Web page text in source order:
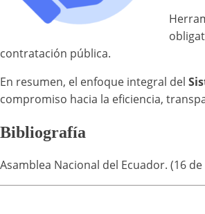
contratación pública.
En resumen, el enfoque integral del
compromiso hacia la eficiencia,
Bibliografía
Asamblea Nacional del Ecuador. (16 de